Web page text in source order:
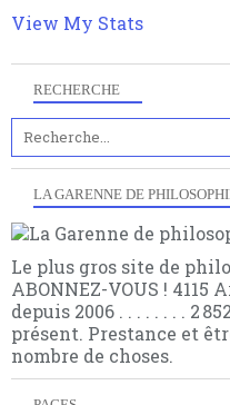
RECHERCHE
LA GARENNE DE
Le plus gros site de
ABONNEZ-VOUS ! 4115
depuis 2006 . . . . . . . . 2
présent. Prestance et
nombre de choses.
articles pour être apte à
View My Stats